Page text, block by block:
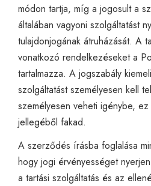
módon tartja, míg a jogosult a
általában vagyoni szolgáltatást
tulajdonjogának átruházását. A
vonatkozó rendelkezéseket a
tartalmazza. A jogszabály
szolgáltatást személyesen kell
személyesen veheti igénybe,
jellegéből fakad.
A szerződés írásba foglalása
hogy jogi érvényességet
a tartási szolgáltatás és az